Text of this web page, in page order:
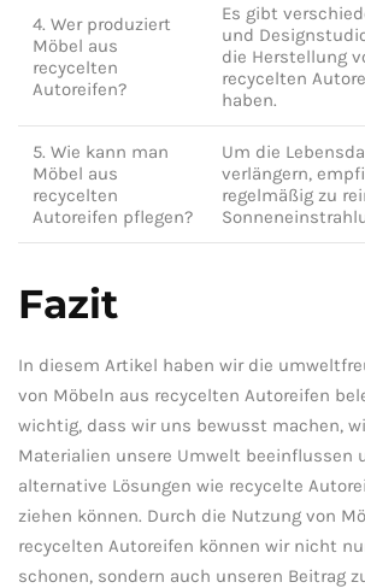
4.⁢ Wer ‍produziert
Möbel aus
recycelten
Autoreifen?
Es gibt
und
die Herstellung
‍recycelten
haben.
5.​ Wie⁣ kann man
Möbel⁤ aus
recycelten
Autoreifen ‌pflegen?
Um ⁤die
⁢verlängern,
⁢regelmäßig ⁢zu
Fazit
In diesem Artikel haben wir die
von Möbeln ‍aus ⁤recycelten ⁢Autoreifen
wichtig, dass ⁢wir​ uns bewusst machen,
Materialien unsere Umwelt ‍beeinflussen
alternative ‍Lösungen ⁣wie recycelte
ziehen können.⁤ Durch die Nutzung von
recycelten ​Autoreifen können wir nicht
schonen, sondern ⁤auch unseren Beitrag